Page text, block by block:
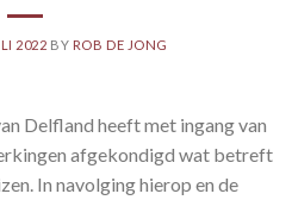
2022 BY ROB DE JONG
Delfland heeft met ingang van
afgekondigd wat betreft
In navolging hierop en de